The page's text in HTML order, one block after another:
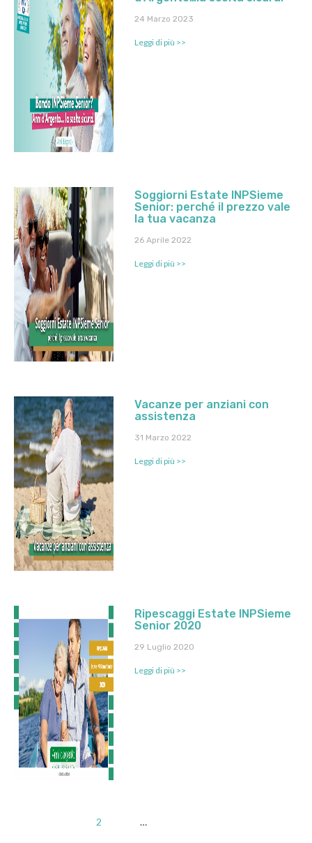
24 Marzo 2023
Leggi di più >>
Soggiorni Estate INPSieme
Senior: perché il prezzo vale
la tua vacanza
26 Aprile 2022
Leggi di più >>
Vacanze per anziani con
assistenza
31 Marzo 2022
Leggi di più >>
Ripescaggi Estate INPSieme
Senior 2020
29 Luglio 2020
Leggi di più >>
2 …